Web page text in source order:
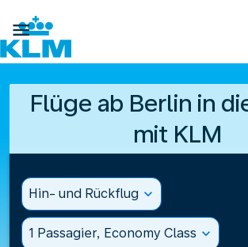

Flüge ab Berlin in
mit KLM
Hin- und Rückflug expand_more
1 Passagier, Economy Class expand_more